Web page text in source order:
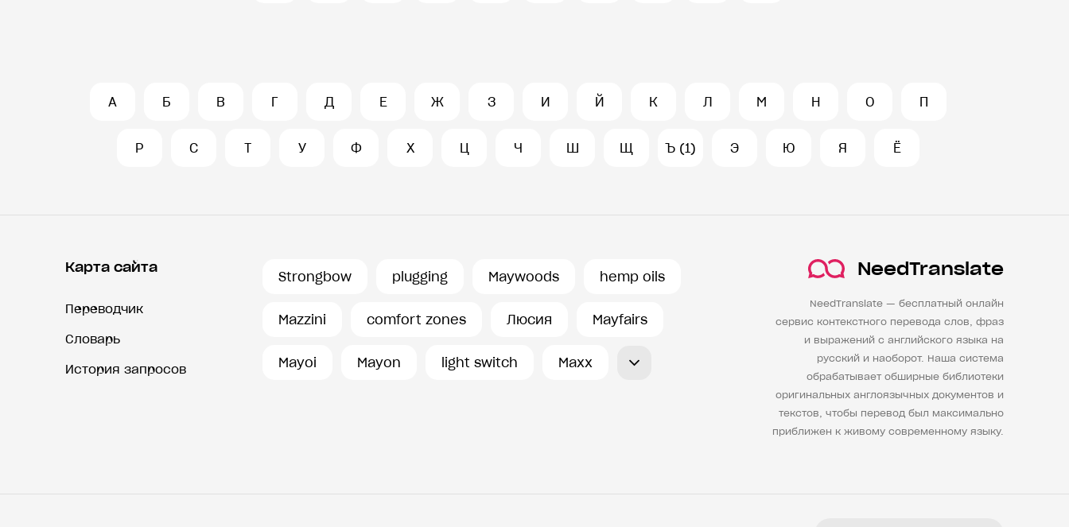
А Б В Г Д Е Ж З И Й К Л М Н О П
Р С Т У Ф Х Ц Ч Ш Щ Ъ (1) Э Ю Я Ё
Карта сайта
Переводчик
Словарь
История запросов
Strongbow plugging Maywoods hemp oils
Mazzini comfort zones Люсия Mayfairs
Mayoi Mayon light switch Maxx
NeedTranslate
NeedTranslate — бесплатный онлайн
сервис контекстного перевода слов, фраз
и выражений с английского языка на
русский и наоборот. Наша система
обрабатывает обширные библиотеки
оригинальных англоязычных документов и
текстов, чтобы перевод был максимально
приближен к живому современному языку.